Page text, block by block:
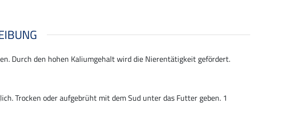
Durch den hohen Kaliumgehalt wird die Nierentätigkeit gefördert.
Trocken oder aufgebrüht mit dem Sud unter das Futter geben. 1